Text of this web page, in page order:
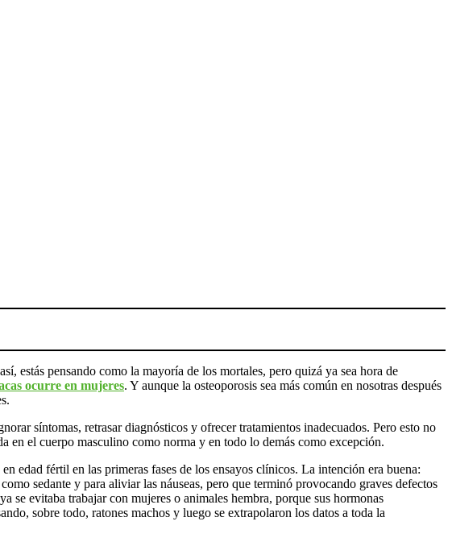
estás pensando como la mayoría de los mortales, pero quizá ya sea hora de
ocurre en mujeres. Y aunque la osteoporosis sea más común en nosotras después
síntomas, retrasar diagnósticos y ofrecer tratamientos inadecuados. Pero esto no
en el cuerpo masculino como norma y en todo lo demás como excepción.
fértil en las primeras fases de los ensayos clínicos. La intención era buena:
sedante y para aliviar las náuseas, pero que terminó provocando graves defectos
se evitaba trabajar con mujeres o animales hembra, porque sus hormonas
sobre todo, ratones machos y luego se extrapolaron los datos a toda la